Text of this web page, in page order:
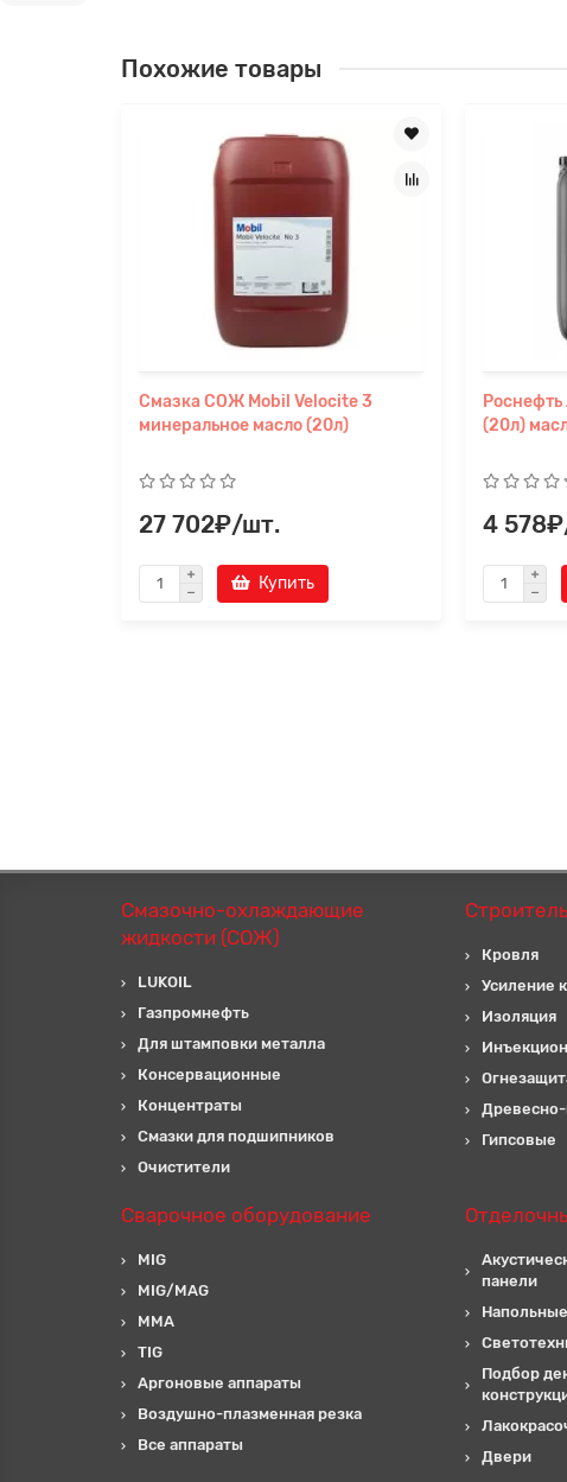
Похожие товары
Смазка СОЖ Mobil Velocite 3
минеральное масло (20л)
27 702₽/шт.
Купить
(20л)
4
Смазочно-охлаждающие
жидкости (СОЖ)
LUKOIL
Газпромнефть
Для штамповки металла
Консервационные
Концентраты
Смазки для подшипников
Очистители
Кровля
Усиление
Изоляция
Гипсовые
Сварочное оборудование
MIG
MIG/MAG
MMA
TIG
Аргоновые аппараты
Воздушно-плазменная резка
Все аппараты
панели
Подбор
Двери